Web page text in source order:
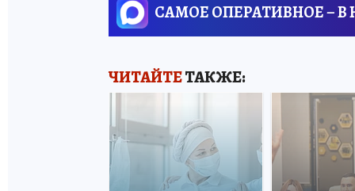
САМОЕ ОПЕРАТИВНОЕ – В
ЧИТАЙТЕТАКЖЕ: